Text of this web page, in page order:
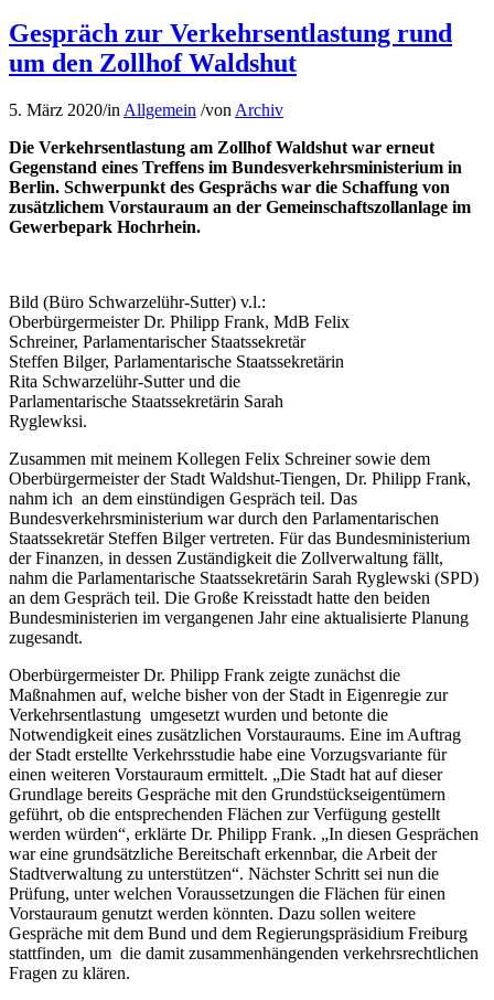
Gespräch zur Verkehrsentlastung rund
um den Zollhof Waldshut
5. März 2020/in Allgemein /von Archiv
Die Verkehrsentlastung am Zollhof Waldshut war erneut
Gegenstand eines Treffens im Bundesverkehrsministerium in
Berlin. Schwerpunkt des Gesprächs war die Schaffung von
zusätzlichem Vorstauraum an der Gemeinschaftszollanlage im
Gewerbepark Hochrhein.
Bild (Büro Schwarzelühr-Sutter) v.l.:
Oberbürgermeister Dr. Philipp Frank, MdB Felix
Schreiner, Parlamentarischer Staatssekretär
Steffen Bilger, Parlamentarische Staatssekretärin
Rita Schwarzelühr-Sutter und die
Parlamentarische Staatssekretärin Sarah
Ryglewksi.
Zusammen mit meinem Kollegen Felix Schreiner sowie dem
Oberbürgermeister der Stadt Waldshut-Tiengen, Dr. Philipp Frank,
nahm ich an dem einstündigen Gespräch teil. Das
Bundesverkehrsministerium war durch den Parlamentarischen
Staatssekretär Steffen Bilger vertreten. Für das Bundesministerium
der Finanzen, in dessen Zuständigkeit die Zollverwaltung fällt,
nahm die Parlamentarische Staatssekretärin Sarah Ryglewski (SPD)
an dem Gespräch teil. Die Große Kreisstadt hatte den beiden
Bundesministerien im vergangenen Jahr eine aktualisierte Planung
zugesandt.
Oberbürgermeister Dr. Philipp Frank zeigte zunächst die
Maßnahmen auf, welche bisher von der Stadt in Eigenregie zur
Verkehrsentlastung umgesetzt wurden und betonte die
Notwendigkeit eines zusätzlichen Vorstauraums. Eine im Auftrag
der Stadt erstellte Verkehrsstudie habe eine Vorzugsvariante für
einen weiteren Vorstauraum ermittelt. „Die Stadt hat auf dieser
Grundlage bereits Gespräche mit den Grundstückseigentümern
geführt, ob die entsprechenden Flächen zur Verfügung gestellt
werden würden“, erklärte Dr. Philipp Frank. „In diesen Gesprächen
war eine grundsätzliche Bereitschaft erkennbar, die Arbeit der
Stadtverwaltung zu unterstützen“. Nächster Schritt sei nun die
Prüfung, unter welchen Voraussetzungen die Flächen für einen
Vorstauraum genutzt werden könnten. Dazu sollen weitere
Gespräche mit dem Bund und dem Regierungspräsidium Freiburg
stattfinden, um die damit zusammenhängenden verkehrsrechtlichen
Fragen zu klären.